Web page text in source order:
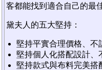
客都能找到適合自己的最
黛夫人的五大堅持：
堅持平實合理價格、不
堅持個人化搭配設計、
堅持款式與布料完美搭